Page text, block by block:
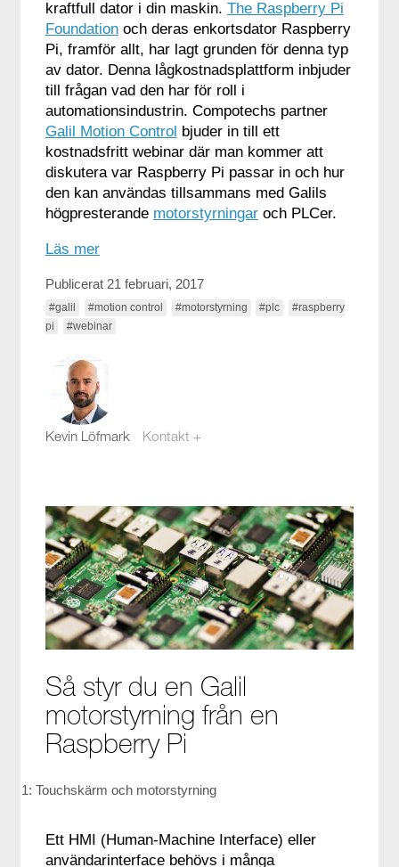
kraftfull dator i din maskin. The Raspberry Pi
Foundationoch deras enkortsdator Raspberry
Pi, framför allt, har lagt grunden för denna typ
av dator. Denna lågkostnadsplattform inbjuder
till frågan vad den har för roll i
automationsindustrin. Compotechs partner
Galil Motion Control bjuder in till ett
kostnadsfritt webinar där man kommer att
diskutera var Raspberry Pi passar in och hur
den kan användas tillsammans med Galils
högpresterande motorstyrningaroch PLCer.
Läs mer
Publicerat 21 februari, 2017
#galil #motion control #motorstyrning #plc
#raspberry
pi
#webinar
Kevin Löfmark Kontakt +
Så styr du en Galil
motorstyrning från en
Raspberry Pi
1: Touchskärm och motorstyrning
Ett HMI (Human-Machine Interface) eller
användarinterface behövs i många